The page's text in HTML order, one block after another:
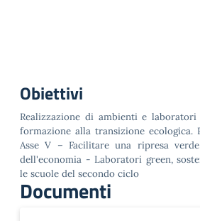
Obiettivi
Realizzazione di ambienti e laboratori
formazione alla transizione ecologica.
Asse V – Facilitare una ripresa
dell'economia - Laboratori green,
le scuole del secondo ciclo
Documenti